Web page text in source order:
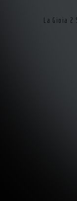
La Gioia